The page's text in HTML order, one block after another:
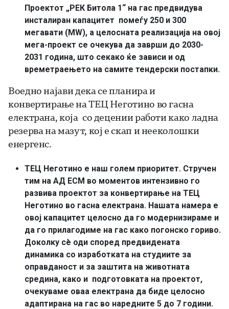
Проектот „РЕК Битола 1“ на гас предвидува
инсталиран капацитет помеѓу 250 и 300
мегавати (MW), а целосната реализација на овој
мега-проект се очекува да заврши до 2030-
2031 година, што секако ќе зависи и од
времетраењето на самите тендерски постапки.
Воедно најави дека се планира и
конвертирање на ТЕЦ Неготино во гасна
електрана, која со децении работи како ладна
резерва на мазут, кој е скап и нееколошки
енергенс.
ТЕЦ Неготино е наш голем приоритет. Стручен
тим на АД ЕСМ во моментов интензивно го
развива проектот за конвертирање на ТЕЦ
Неготино во гасна електрана. Нашата намера е
овој капацитет целосно да го модернизираме и
да го прилагодиме на гас како погонско гориво.
Доколку сè оди според предвидената
динамика со изработката на студиите за
оправданост и за заштита на животната
средина, како и подготовката на проектот,
очекуваме оваа електрана да биде целосно
адаптирана на гас во наредните 5 до 7 години.